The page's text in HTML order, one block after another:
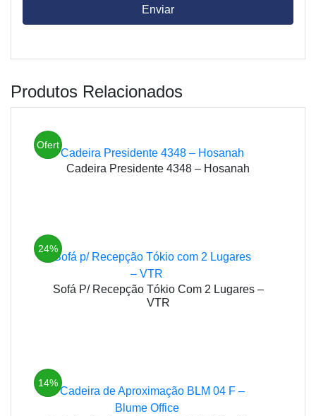
Produtos Relacionados
Ofert
Cadeira Presidente 4348 – Hosanah
24%
Sofá P/ Recepção Tókio Com 2 Lugares –
VTR
14%